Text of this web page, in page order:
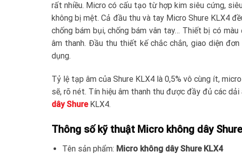
rất nhiều. Micro có cấu tạo từ hợp kim siêu cứng,
không bị mệt. Cả đầu thu và tay Micro Shure KLX4
chống bám bụi, chống bám vân tay… Thiết bị có
âm thanh. Đầu thu thiết kế chắc chắn, giao diện
dụng.
Tỷ lệ tạp âm của Shure KLX4 là 0,5% vô cùng ít,
sẽ, rõ nét. Tín hiệu âm thanh thu được đầy đủ các
dây ShureKLX4.
Thông số kỹ thuật Micro không dây
Tên sản phẩm: Micro không dây Shure KLX4